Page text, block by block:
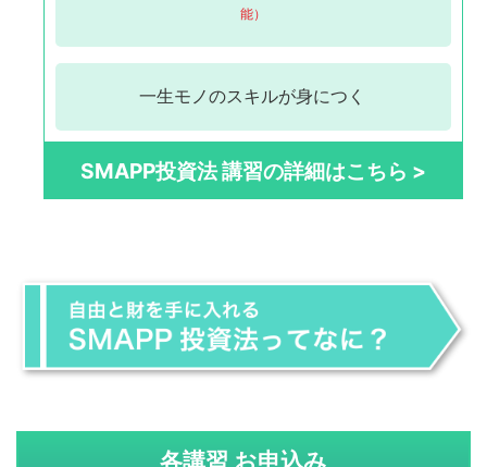
能）
一生モノのスキルが身につく
SMAPP投資法 講習の詳細はこちら >
各講習 お申込み